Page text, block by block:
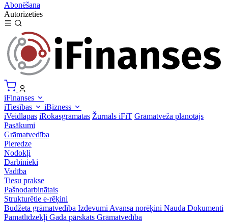
Abonēšana
Autorizēties
iFinanses
iTiesības
iBizness
iVeidlapas iRokasgrāmatas Žurnāls iFiT Grāmatveža plānotājs
Pasākumi
Grāmatvedība
Pieredze
Nodokļi
Darbinieki
Vadība
Tiesu prakse
Pašnodarbinātais
Strukturētie e-rēķini
Budžeta grāmatvedība Izdevumi Avansa norēķini Nauda Dokumenti
Pamatlīdzekļi Gada pārskats Grāmatvedība